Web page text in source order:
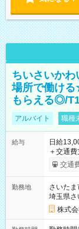
ちいさいか
場所で働け
もらえる◎/
アルバイト 職種
給与
日給
＋交通費支給 ★交通費全額支給！ ┗案件
いOK！
ンビニ
交通
勤務地
さいたま
埼玉県さ
株式